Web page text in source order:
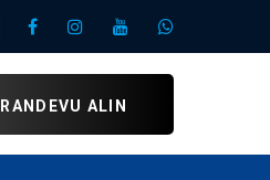
RANDEVU ALIN